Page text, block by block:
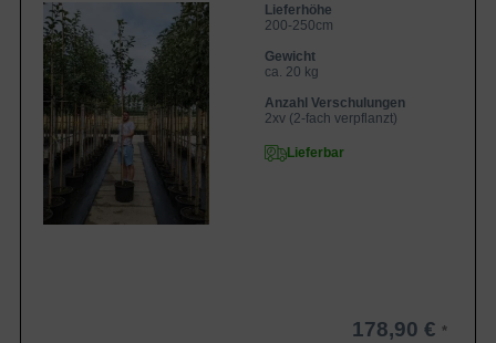
Lieferhöhe
200-250cm
Gewicht
ca. 20 kg
Anzahl Verschulungen
2xv (2-fach verpflanzt)
Lieferbar
178,90 €